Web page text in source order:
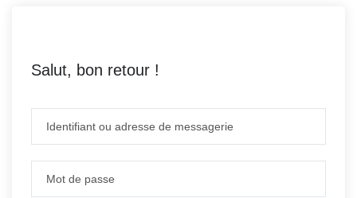
Salut, bon retour !